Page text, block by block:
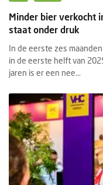
Minder bier verkocht
staat onder druk
In de eerste zes
in de eerste helft van
jaren is er een nee...